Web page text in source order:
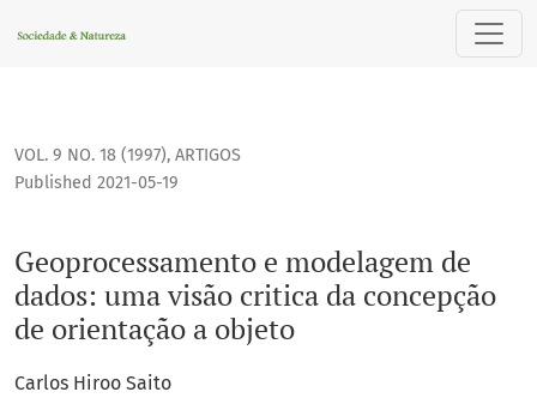
Geoprocessamento e modelagem de dados: uma visão
VOL. 9 NO. 18 (1997), ARTIGOS
Geoprocessamento e modelagem de
dados: uma visão critica da concepção
de orientação a objeto
Published 2021-05-19
Carlos Hiroo Saito